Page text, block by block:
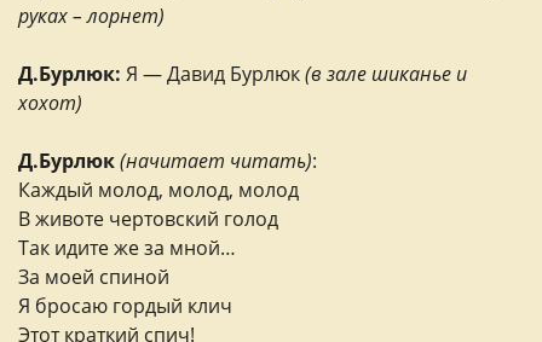
руках – лорнет)
Д.Бурлюк: Я — Давид Бурлюк(в зале шиканье и
хохот)
Д.Бурлюк(начитает читать):
Каждый молод, молод, молод
В животе чертовский голод
Так идите же за мной…
За моей спиной
Я бросаю гордый клич
Этот краткий спич!